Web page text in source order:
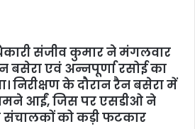
संजीव कुमार ने मंगलवार
बसेरा एवं अन्नपूर्णा रसोई का
निरीक्षण के दौरान रैन बसेरा में
आईं, जिस पर एसडीओ ने
संचालकों को कड़ी फटकार